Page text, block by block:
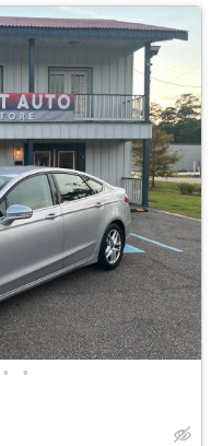
• •